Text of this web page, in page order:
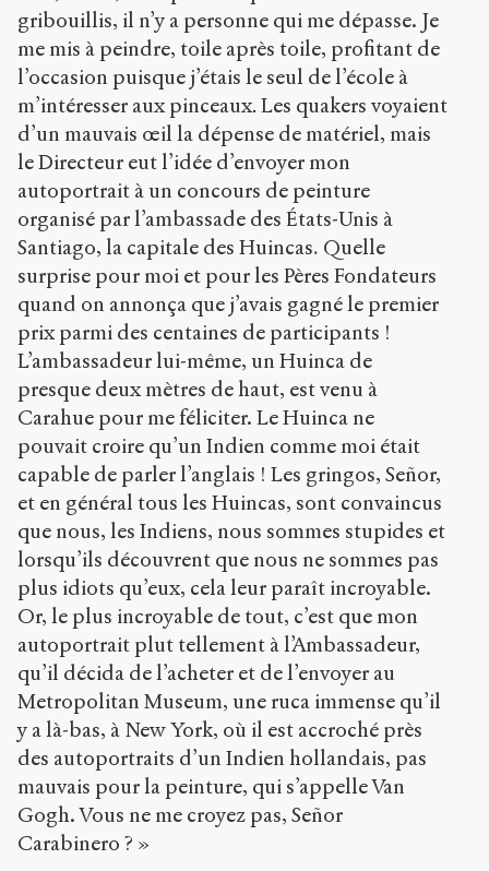
gribouillis, il n’y a personne qui me dépasse. Je
me mis à peindre, toile après toile, profitant de
l’occasion puisque j’étais le seul de l’école à
m’intéresser aux pinceaux. Les quakers voyaient
d’un mauvais œil la dépense de matériel, mais
le Directeur eut l’idée d’envoyer mon
autoportrait à un concours de peinture
organisé par l’ambassade des États-Unis à
Santiago, la capitale des Huincas. Quelle
surprise pour moi et pour les Pères Fondateurs
quand on annonça que j’avais gagné le premier
prix parmi des centaines de participants !
L’ambassadeur lui-même, un Huinca de
presque deux mètres de haut, est venu à
Carahue pour me féliciter. Le Huinca ne
pouvait croire qu’un Indien comme moi était
capable de parler l’anglais ! Les gringos, Señor,
et en général tous les Huincas, sont convaincus
que nous, les Indiens, nous sommes stupides et
lorsqu’ils découvrent que nous ne sommes pas
plus idiots qu’eux, cela leur paraît incroyable.
Or, le plus incroyable de tout, c’est que mon
autoportrait plut tellement à l’Ambassadeur,
qu’il décida de l’acheter et de l’envoyer au
Metropolitan Museum, une ruca immense qu’il
y a là-bas, à New York, où il est accroché près
des autoportraits d’un Indien hollandais, pas
mauvais pour la peinture, qui s’appelle Van
Gogh. Vous ne me croyez pas, Señor
Carabinero ? »